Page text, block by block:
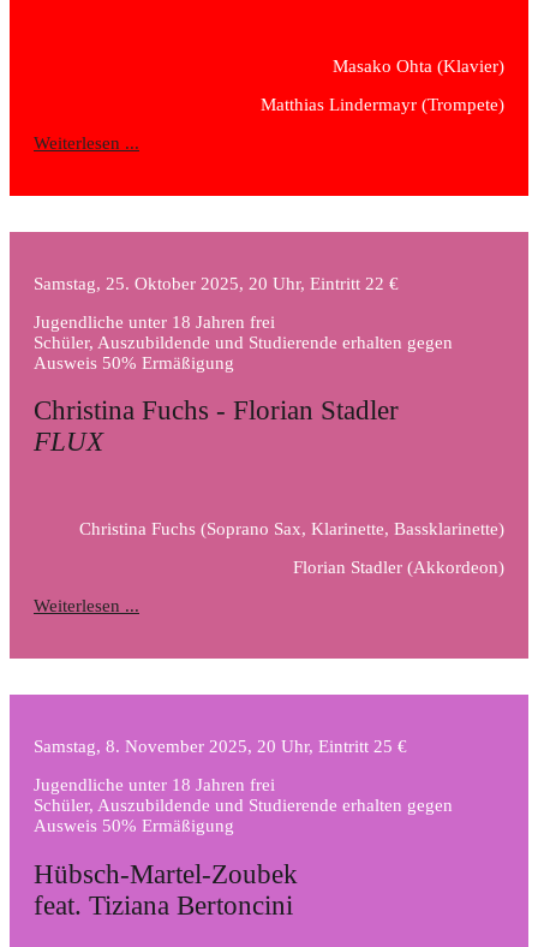
Masako Ohta (Klavier)
Matthias Lindermayr (Trompete)
Weiterlesen ...
Samstag, 25. Oktober 2025, 20 Uhr, Eintritt 22 €
Jugendliche unter 18 Jahren frei
Schüler, Auszubildende und Studierende erhalten gegen
Ausweis 50% Ermäßigung
Christina Fuchs - Florian Stadler
FLUX
Christina Fuchs (Soprano Sax, Klarinette, Bassklarinette)
Florian Stadler (Akkordeon)
Weiterlesen ...
Samstag, 8. November 2025, 20 Uhr, Eintritt 25 €
Jugendliche unter 18 Jahren frei
Schüler, Auszubildende und Studierende erhalten gegen
Ausweis 50% Ermäßigung
Hübsch-Martel-Zoubek
feat. Tiziana Bertoncini